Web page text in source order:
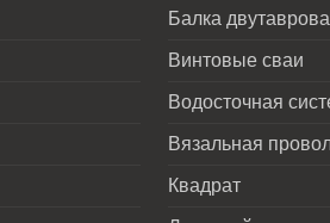
Балка
Винтовые сваи
Водосточная
Вязальная
Квадрат